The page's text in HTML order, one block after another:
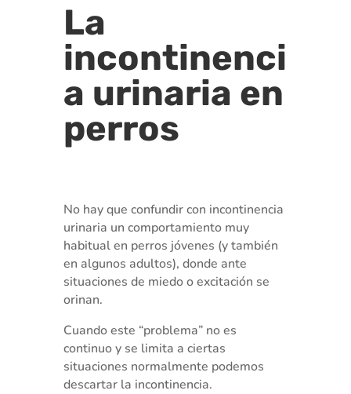
La
incontinenci
a urinaria en
perros
No hay que confundir con incontinencia
urinaria un comportamiento muy
habitual en perros jóvenes (y también
en algunos adultos), donde ante
situaciones de miedo o excitación se
orinan.
Cuando este “problema” no es
continuo y se limita a ciertas
situaciones normalmente podemos
descartar la incontinencia.